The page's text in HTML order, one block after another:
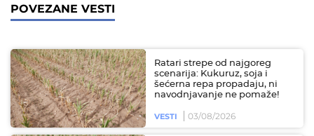
POVEZANE VESTI
Ratari strepe od najgoreg
scenarija: Kukuruz, soja i
šećerna repa propadaju, ni
navodnjavanje ne pomaže!
VESTI 03/08/2026